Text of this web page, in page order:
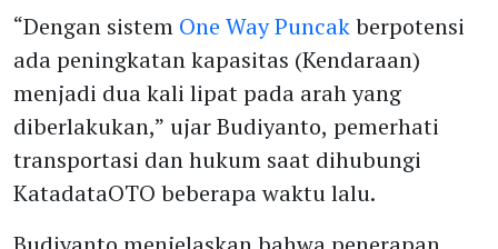
“Dengan sistem One Way Puncakberpotensi
ada peningkatan kapasitas (Kendaraan)
menjadi dua kali lipat pada arah yang
diberlakukan,” ujar Budiyanto, pemerhati
transportasi dan hukum saat dihubungi
KatadataOTO beberapa waktu lalu.